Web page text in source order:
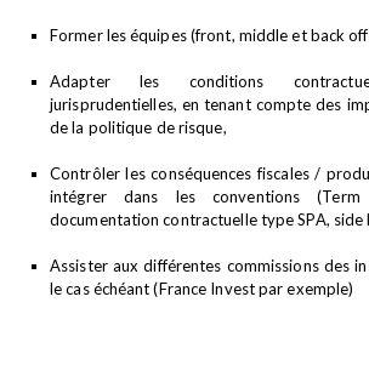
Former les équipes (front, middle et back
Adapter les conditions
jurisprudentielles, en tenant compte des
de la politique de risque,
Contrôler les conséquences fiscales /
intégrer dans les conventions
documentation contractuelle type SPA, side
Assister aux différentes commissions des
le cas échéant (France Invest par exemple)